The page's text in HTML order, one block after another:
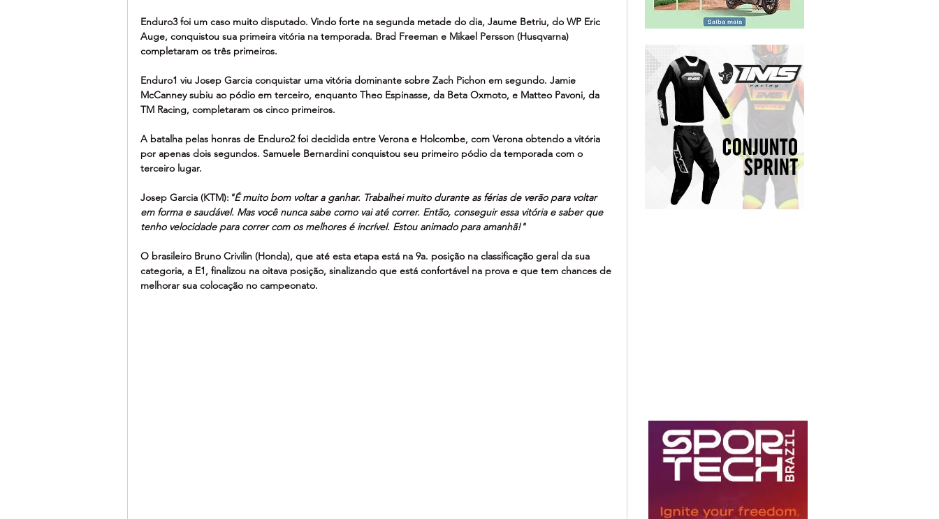
Enduro3 foi um caso muito disputado. Vindo forte na segunda metade do dia, Jaume Betriu, do WP Eric
Auge, conquistou sua primeira vitória na temporada. Brad Freeman e Mikael Persson (Husqvarna)
completaram os três primeiros.
Enduro1 viu Josep Garcia conquistar uma vitória dominante sobre Zach Pichon em segundo. Jamie
McCanney subiu ao pódio em terceiro, enquanto Theo Espinasse, da Beta Oxmoto, e Matteo Pavoni, da
TM Racing, completaram os cinco primeiros.
A batalha pelas honras de Enduro2 foi decidida entre Verona e Holcombe, com Verona obtendo a vitória
por apenas dois segundos. Samuele Bernardini conquistou seu primeiro pódio da temporada com o
terceiro lugar.
Josep Garcia (KTM): "É muito bom voltar a ganhar. Trabalhei muito durante as férias de verão para voltar
em forma e saudável. Mas você nunca sabe como vai até correr. Então, conseguir essa vitória e saber que
tenho velocidade para correr com os melhores é incrível. Estou animado para amanhã!"
O brasileiro Bruno Crivilin (Honda), que até esta etapa está na 9a. posição na classificação geral da sua
categoria, a E1, finalizou na oitava posição, sinalizando que está confortável na prova e que tem chances de
melhorar sua colocação no campeonato.